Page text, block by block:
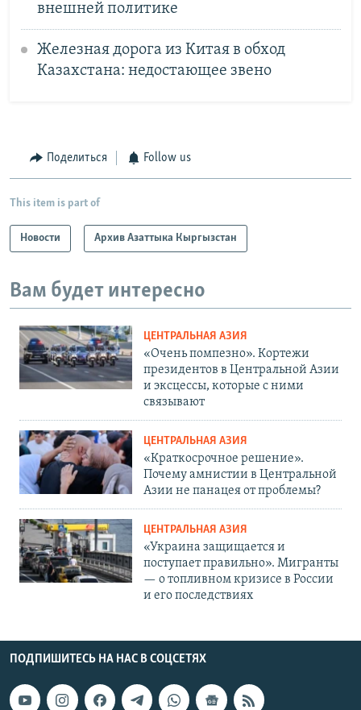
внешней политике
Железная дорога из Китая в обход
Казахстана: недостающее звено
Поделиться Follow us
This item is part of
Новости Архив Азаттыка Кыргызстан
Вам будет интересно
ЦЕНТРАЛЬНАЯ АЗИЯ
«Очень помпезно». Кортежи
президентов в Центральной Азии
и эксцессы, которые с ними
связывают
ЦЕНТРАЛЬНАЯ АЗИЯ
«Краткосрочное решение».
Почему амнистии в Центральной
Азии не панацея от проблемы?
ЦЕНТРАЛЬНАЯ АЗИЯ
«Украина защищается и
поступает правильно». Мигранты
— о топливном кризисе в России
и его последствиях
ПОДПИШИТЕСЬ НА НАС В СОЦСЕТЯХ